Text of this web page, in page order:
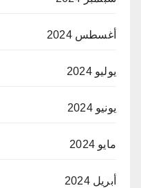
أغسطس 2024
يوليو 2024
يونيو 2024
مايو 2024
أبريل 2024